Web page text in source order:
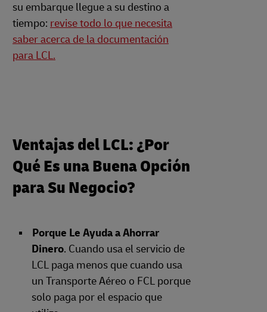
su embarque llegue a su destino a
tiempo: revise todo lo que necesita
saber acerca de la documentación
para LCL.
Ventajas del LCL: ¿Por
Qué Es una Buena Opción
para Su Negocio?
Porque Le Ayuda a Ahorrar
Dinero. Cuando usa el servicio de
LCL paga menos que cuando usa
un Transporte Aéreo o FCL porque
solo paga por el espacio que